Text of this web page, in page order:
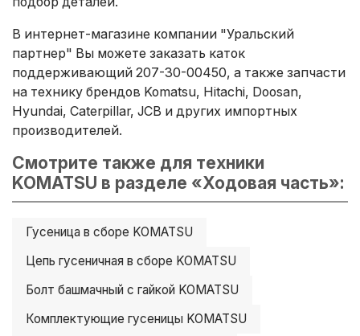
В интернет-магазине компании "Уральский
партнер" Вы можете заказать каток
поддерживающий 207-30-00450, а также запчасти
на технику брендов Komatsu, Hitachi, Doosan,
Hyundai, Caterpillar, JCB и других импортных
производителей.
Смотрите также для техники
KOMATSU в разделе «Ходовая часть»:
Гусеница в сборе KOMATSU
Цепь гусеничная в сборе KOMATSU
Болт башмачный с гайкой KOMATSU
Комплектующие гусеницы KOMATSU